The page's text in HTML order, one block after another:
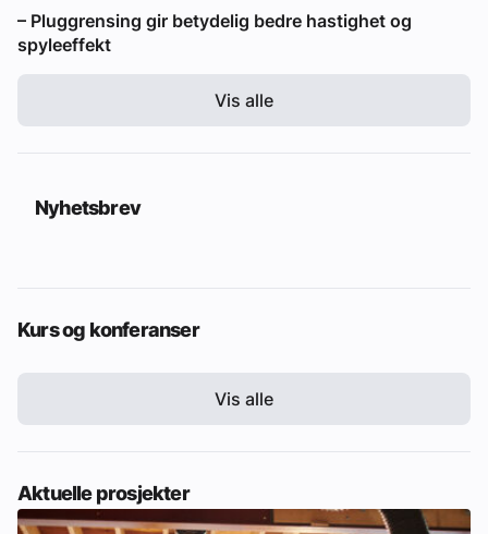
– Pluggrensing gir betydelig bedre hastighet og
spyleeffekt
Vis alle
Nyhetsbrev
Kurs og konferanser
Vis alle
Aktuelle prosjekter